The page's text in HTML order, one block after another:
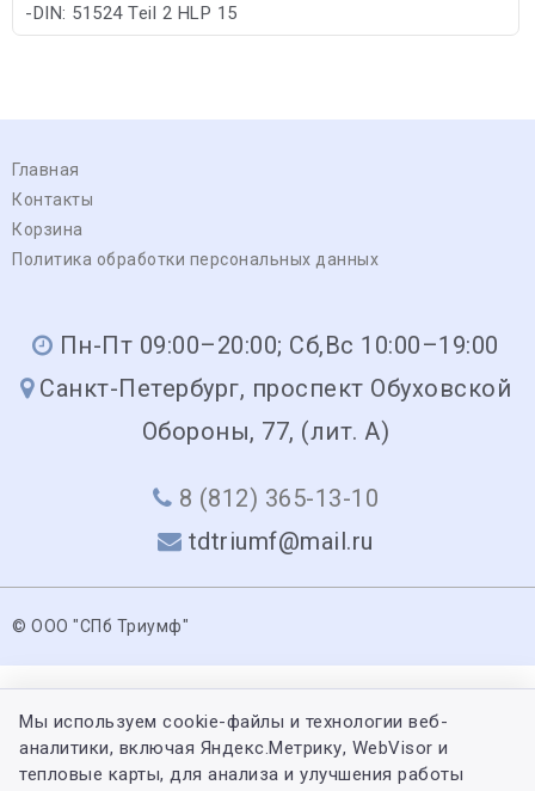
-DIN: 51524 Teil 2 HLP 15
Главная
Контакты
Корзина
Политика обработки персональных данных
Пн-Пт 09:00–20:00; Сб,Вс 10:00–19:00
Санкт-Петербург, проспект Обуховской
Обороны, 77, (лит. А)
8 (812) 365-13-10
tdtriumf@mail.ru
© ООО "СПб Триумф"
Мы используем cookie-файлы и технологии веб-
аналитики, включая Яндекс.Метрику, WebVisor и
тепловые карты, для анализа и улучшения работы